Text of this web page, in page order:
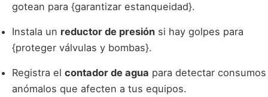
gotean para {garantizar estanqueidad}.
Instala un reductor de presión si hay golpes para
{proteger válvulas y bombas}.
Registra el contador de agua para detectar consumos
anómalos que afecten a tus equipos.